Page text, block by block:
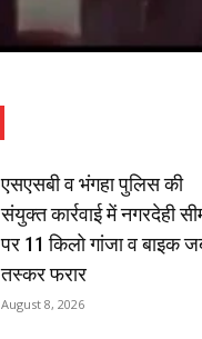
एसएसबी व भंगहा पुलिस की
संयुक्त कार्रवाई में नगरदेही
पर 11 किलो गांजा व बाइक
तस्कर फरार
August 8, 2026